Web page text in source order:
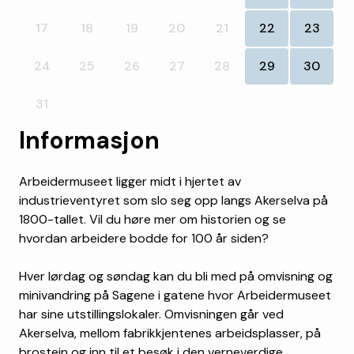
17 18 19 20 21 22 23
24 25 26 27 28 29 30
31
Informasjon
Arbeidermuseet ligger midt i hjertet av
industrieventyret som slo seg opp langs Akerselva på
1800-tallet. Vil du høre mer om historien og se
hvordan arbeidere bodde for 100 år siden?
Hver lørdag og søndag kan du bli med på omvisning og
minivandring på Sagene i gatene hvor Arbeidermuseet
har sine utstillingslokaler. Omvisningen går ved
Akerselva, mellom fabrikkjentenes arbeidsplasser, på